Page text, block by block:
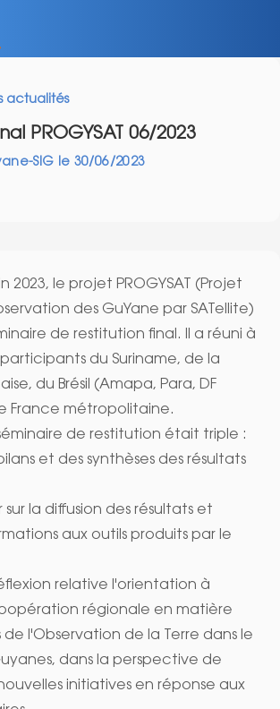
actualités
PROGYSAT 06/2023
SIG le 30/06/2023
2023, le projet PROGYSAT (Projet
des GuYane par SATellite)
de restitution final. Il a réuni à
du Suriname, de la
du Brésil (Amapa, Para, DF
France métropolitaine.
de restitution était triple :
et des synthèses des résultats
la diffusion des résultats et
aux outils produits par le
relative l'orientation à
régionale en matière
l'Observation de la Terre dans le
dans la perspective de
initiatives en réponse aux